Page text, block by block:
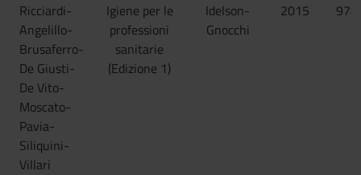
Ricciardi-
Angelillo-
Brusaferro-
De Giusti-
De Vito-
Moscato-
Pavia-
Siliquini-
Villari
Igiene per le
professioni
sanitarie
(Edizione 1)
Idelson-
Gnocchi
2015